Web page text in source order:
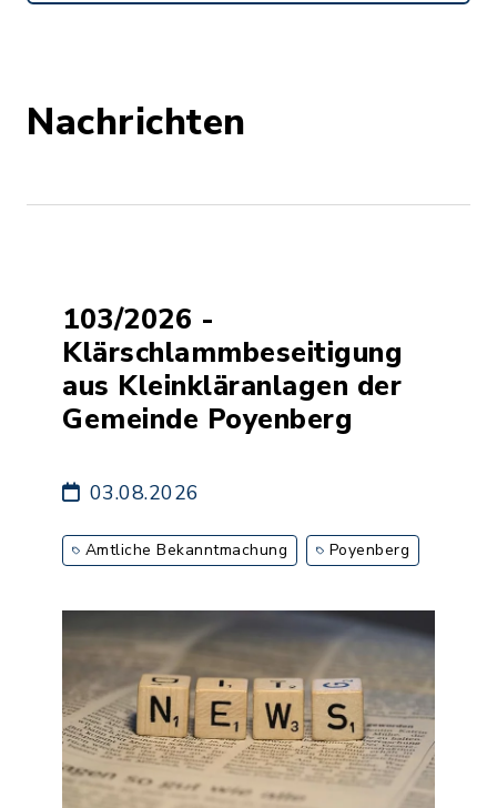
Nachrichten
103/2026 -
Klärschlammbeseitigung
aus Kleinkläranlagen der
Gemeinde Poyenberg
03.08.2026
Amtliche Bekanntmachung Poyenberg